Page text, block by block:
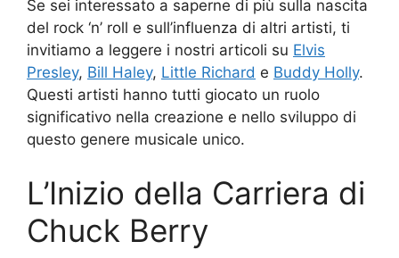
Se sei interessato a saperne di più sulla nascita
del rock ‘n’ roll e sull’influenza di altri artisti, ti
invitiamo a leggere i nostri articoli su Elvis
Presley, Bill Haley, Little Richard e Buddy Holly.
Questi artisti hanno tutti giocato un ruolo
significativo nella creazione e nello sviluppo di
questo genere musicale unico.
L’Inizio della Carriera di
Chuck Berry